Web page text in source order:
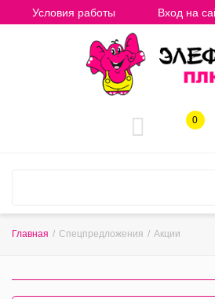
Условия работы Вход на
0
Главная / Спецпредложения / Акции